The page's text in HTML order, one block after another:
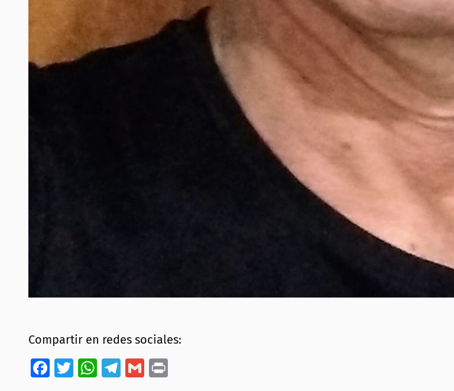
Compartir en redes sociales:
Facebook
Twitter
WhatsApp
Telegram
Gmail